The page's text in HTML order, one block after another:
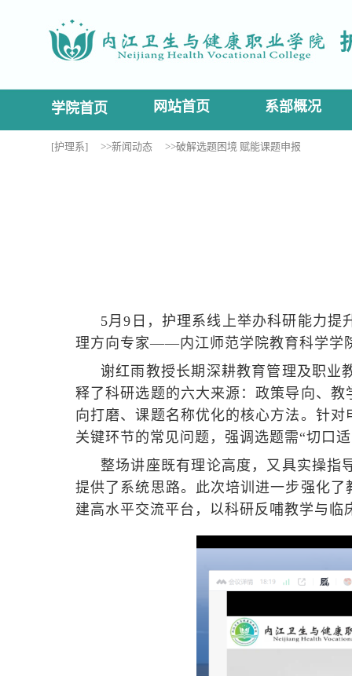
网站首页 系部概况
学院首页
[护理系] >>新闻动态 >>破解选题困境 赋能课题申报
5月9日，护理系线上举办科研能力提
理方向专家——内江师范学院教育科学学
谢红雨教授长期深耕教育管理及职业
释了科研选题的六大来源：政策导向、
向打磨、课题名称优化的核心方法。针
关键环节的常见问题，强调选题需“切口
整场讲座既有理论高度，又具实操指
提供了系统思路。此次培训进一步强化
建高水平交流平台，以科研反哺教学与临